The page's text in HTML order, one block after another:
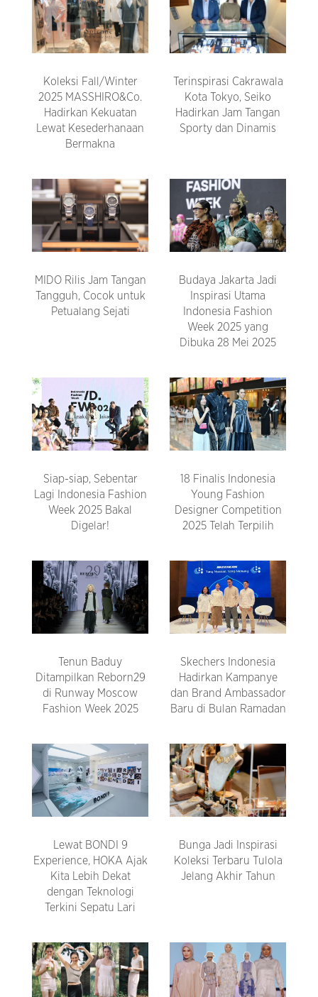
Koleksi Fall/Winter
2025 MASSHIRO&Co.
Hadirkan Kekuatan
Lewat Kesederhanaan
Bermakna
Terinspirasi Cakrawala
Kota Tokyo, Seiko
Hadirkan Jam Tangan
Sporty dan Dinamis
MIDO Rilis Jam Tangan
Tangguh, Cocok untuk
Petualang Sejati
Budaya Jakarta Jadi
Inspirasi Utama
Indonesia Fashion
Week 2025 yang
Dibuka 28 Mei 2025
Siap-siap, Sebentar
Lagi Indonesia Fashion
Week 2025 Bakal
Digelar!
18 Finalis Indonesia
Young Fashion
Designer Competition
2025 Telah Terpilih
Tenun Baduy
Ditampilkan Reborn29
di Runway Moscow
Fashion Week 2025
Skechers Indonesia
Hadirkan Kampanye
dan Brand Ambassador
Baru di Bulan Ramadan
Lewat BONDI 9
Experience, HOKA Ajak
Kita Lebih Dekat
dengan Teknologi
Terkini Sepatu Lari
Bunga Jadi Inspirasi
Koleksi Terbaru Tulola
Jelang Akhir Tahun